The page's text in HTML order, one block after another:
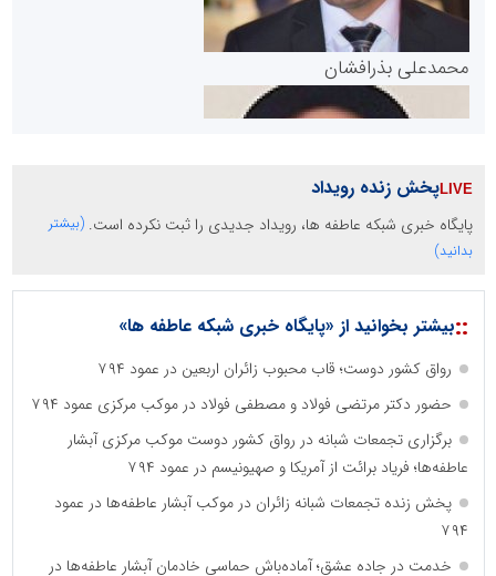
پایگاه خبری گفتمان یزد
سازمان صنعت،معدن و تجارت
آهن و فولاد غدیر ایرانیان
تامین آهن اسفنجی تولیدکنندگان فولاد در کشور
محمدعلی بذرافشان
مریم حاج نوروز نظری
پخش زنده رویداد
پایگاه خبری شبکه عاطفه ها، رویداد جدیدی را ثبت نکرده است. (بیشتر
بدانید)
::بیشتر بخوانید از «پایگاه خبری شبکه عاطفه ها»
رواق کشور دوست؛ قاب محبوب زائران اربعین در عمود ۷۹۴
حضور دکتر مرتضی فولاد و مصطفی فولاد در موکب مرکزی عمود ۷۹۴
برگزاری تجمعات شبانه در رواق کشور دوست موکب مرکزی آبشار
عاطفه‌ها؛ فریاد برائت از آمریکا و صهیونیسم در عمود ۷۹۴
پخش زنده تجمعات شبانه زائران در موکب آبشار عاطفه‌ها در عمود
۷۹۴
خدمت در جاده عشق؛ آماده‌باش حماسی خادمان آبشار عاطفه‌ها در